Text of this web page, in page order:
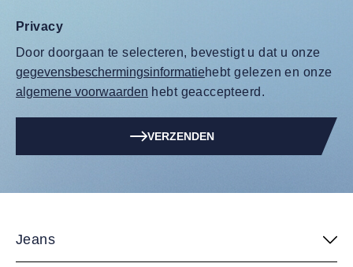
Privacy
Door doorgaan te selecteren, bevestigt u dat u onze
gegevensbeschermingsinformatiehebt gelezen en onze
algemene voorwaarden hebt geaccepteerd.
VERZENDEN
Jeans